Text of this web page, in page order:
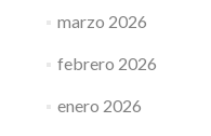
marzo 2026
febrero 2026
enero 2026